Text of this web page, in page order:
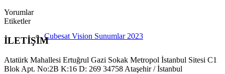
Cubesat Vision Sunumlar 2023
Yorumlar
Etiketler
İLETİŞİM
Atatürk Mahallesi Ertuğrul Gazi Sokak Metropol İstanbul Sitesi C1
Blok Apt. No:2B K:16 D: 269 34758 Ataşehir / İstanbul